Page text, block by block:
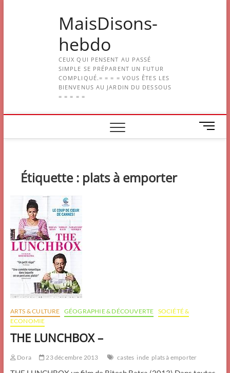
MaisDisons-
hebdo
CEUX QUI PENSENT AU PASSÉ
SIMPLE SE PRÉPARENT UN FUTUR
COMPLIQUÉ.= = = = VOUS ÊTES LES
BIENVENUS AU JARDIN DU DESSOUS
= = = = =
M
e
Étiquette : plats à emporter
ARTS & CULTURE GÉOGRAPHIE & DÉCOUVERTE SOCIÉTÉ &
ECONOMIE
THE LUNCHBOX –
Dora 23 décembre 2013 castes inde plats à emporter